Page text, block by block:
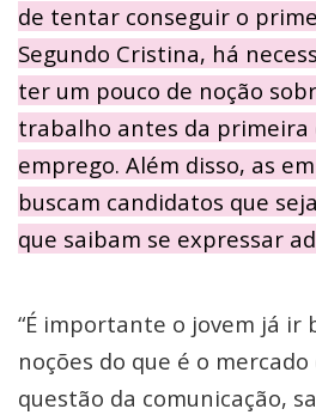
de tentar conseguir o
Segundo Cristina, há
ter um pouco de noção
trabalho antes da primeira
emprego. Além disso, as
buscam candidatos que
que saibam se expressar
“É importante o jovem já ir
noções do que é o
questão da comunicação,